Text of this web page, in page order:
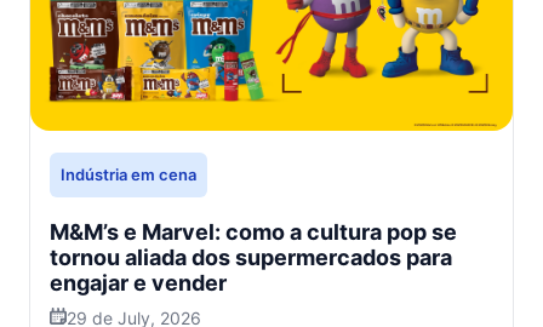
Indústria em cena
M&M’s e Marvel: como a cultura pop se
tornou aliada dos supermercados para
engajar e vender
29 de July, 2026